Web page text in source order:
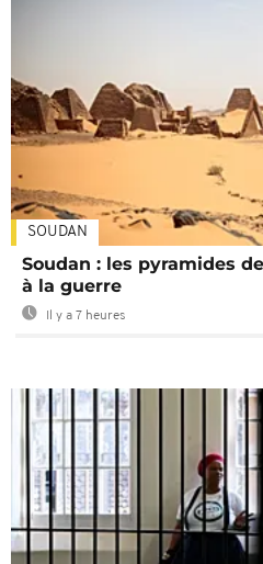
SOUDAN
Soudan : les pyramides
à la guerre
Il y a 7 heures